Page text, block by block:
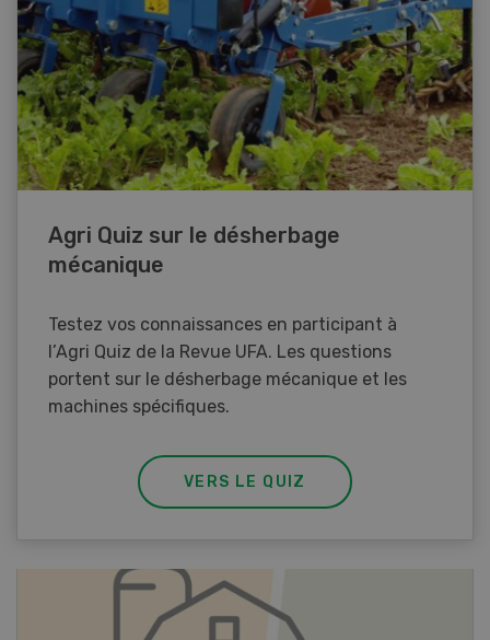
Agri Quiz sur le désherbage
mécanique
Testez vos connaissances en participant à
l’Agri Quiz de la Revue UFA. Les questions
portent sur le désherbage mécanique et les
machines spécifiques.
VERS LE QUIZ